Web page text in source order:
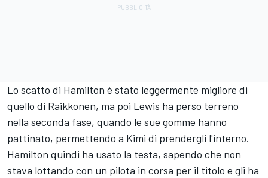
Lo scatto di Hamilton è stato leggermente migliore di
quello di Raikkonen, ma poi Lewis ha perso terreno
nella seconda fase, quando le sue gomme hanno
pattinato, permettendo a Kimi di prendergli l'interno.
Hamilton quindi ha usato la testa, sapendo che non
stava lottando con un pilota in corsa per il titolo e gli ha